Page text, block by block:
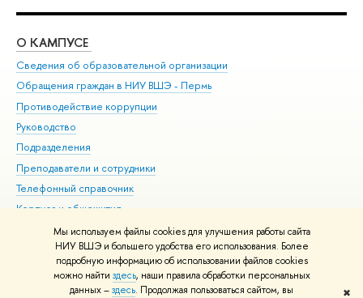
Мы используем файлы cookies для улучшения работы сайта
НИУ ВШЭ и большего удобства его использования. Более
подробную информацию об использовании файлов cookies
можно найти здесь, наши правила обработки персональных
данных –здесь. Продолжая пользоваться сайтом, вы ✖
О КАМПУСЕ
Сведения об образовательной организации
Обращения граждан в НИУ ВШЭ - Пермь
Противодействие коррупции
Руководство
Подразделения
Преподаватели и сотрудники
Телефонный справочник
Корпуса и общежития
ВШЭ для студентов с ограниченными возможностями
здоровья и инвалидностью
Единая платежная страница